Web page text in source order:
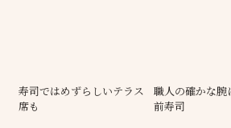
寿司ではめずらしいテラス
席も
職人の確かな腕
前寿司